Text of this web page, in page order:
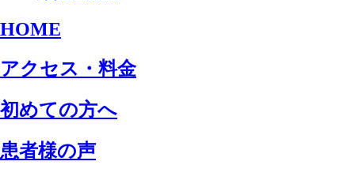
HOME
アクセス・料金
初めての方へ
患者様の声